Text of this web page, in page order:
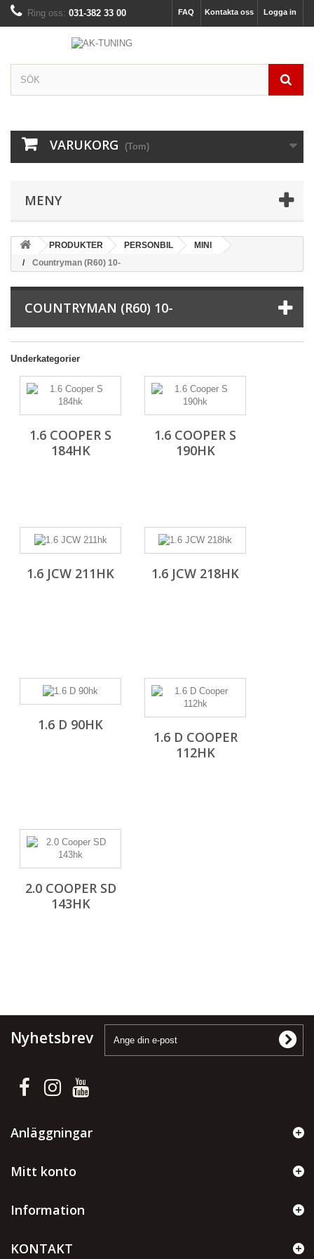
Logga in
Kontakta oss
FAQ
Ring oss: 031-382 33 00
VARUKORG (Tom)
MENY
PRODUKTER PERSONBIL
MINI
Countryman (R60) 10-
COUNTRYMAN (R60) 10-
Underkategorier
1.6 COOPER S
184HK
1.6 COOPER S
190HK
1.6 JCW 211HK 1.6 JCW 218HK
1.6 D 90HK
1.6 D COOPER
112HK
2.0 COOPER SD
143HK
Nyhetsbrev
Anläggningar
Mitt konto
Information
KONTAKT